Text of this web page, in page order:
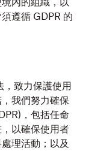
遵循 GDPR 的
致力保護使用
我們努力確保
，包括任命
以確保使用者
理活動；以及